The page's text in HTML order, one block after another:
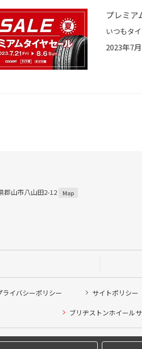
プレミ
2023年7
山市八山田2-12 Map
ライバシーポリシー サイトポリシー
ブリヂストンホイール
作業の予約
ローク契約会員の方はこちらを選択ください
利用いただけません